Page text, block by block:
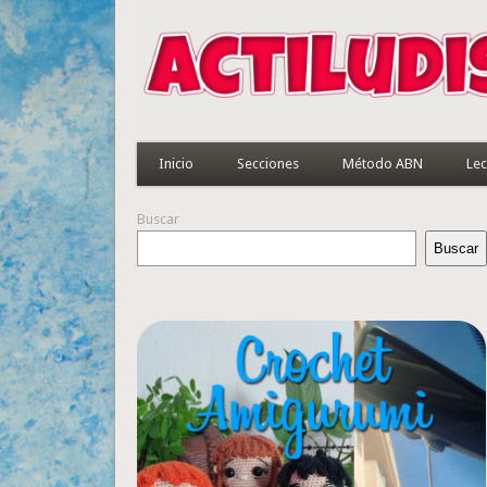
Inicio Secciones Método ABN
Buscar
Buscar